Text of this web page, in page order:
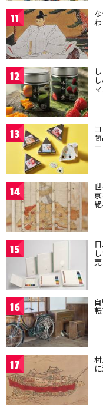
11
12
13
14
15
売
16
17